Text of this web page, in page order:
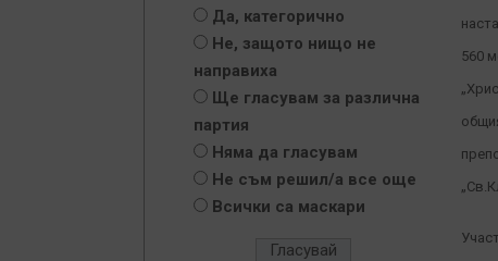
560
Да, категорично
Не, защото нищо не
направиха
Ще гласувам за различна
партия
Няма да гласувам
Не съм решил/а все още
Всички са маскари